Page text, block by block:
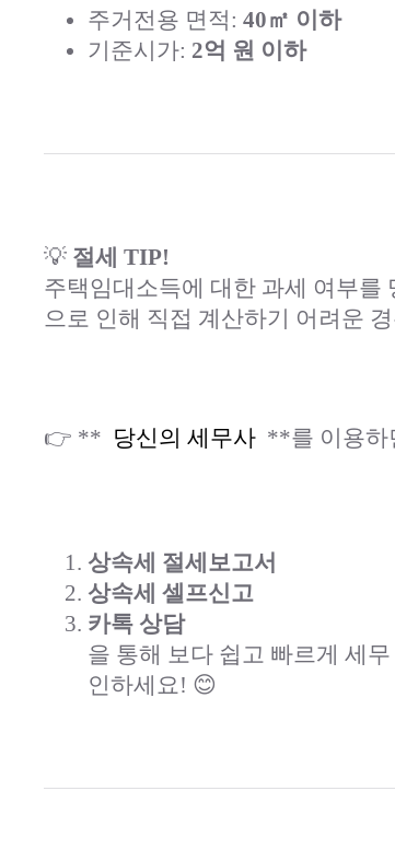
주거전용 면적: 40㎡ 이하
기준시가: 2억 원 이하
💡 절세 TIP!
주택임대소득에 대한 과세 여부를
으로 인해 직접 계산하기 어려운
👉 ** 당신의 세무사 **를 이용하
상속세 절세보고서
상속세 셀프신고
카톡 상담
을 통해 보다 쉽고 빠르게 세
인하세요! 😊